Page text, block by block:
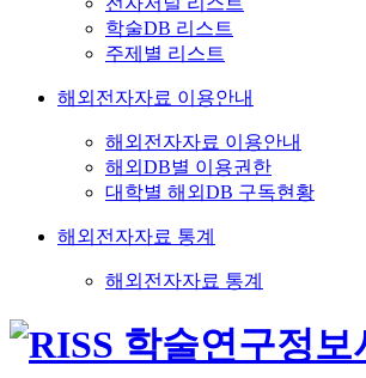
학술DB 리스트
주제별 리스트
해외전자자료 이용안내
해외전자자료 이용안내
해외DB별 이용권한
대학별 해외DB 구독현황
해외전자자료 통계
해외전자자료 통계